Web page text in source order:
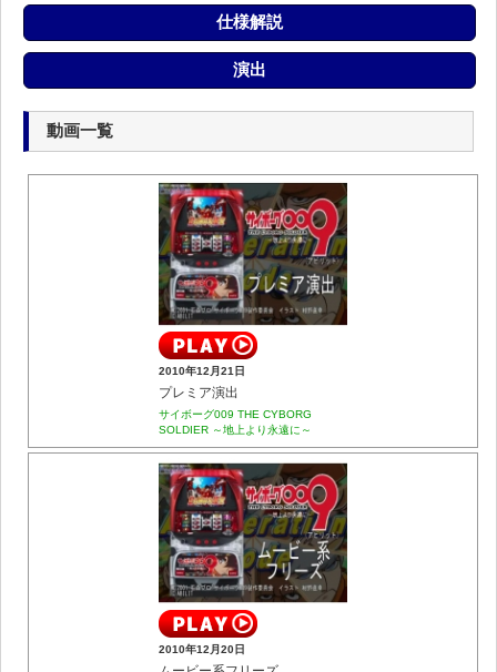
仕様解説
演出
動画一覧
2010年12月21日
プレミア演出
サイボーグ009 THE CYBORG
SOLDIER ～地上より永遠に～
2010年12月20日